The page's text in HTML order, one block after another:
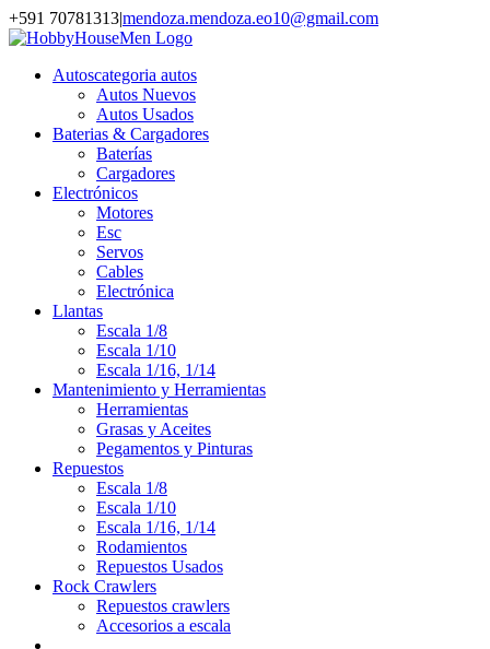
Saltar
al
Facebook
Instagram
YouTube
+591 70781313|mendoza.mendoza.eo10@gmail.com
Autoscategoria autos
Autos Nuevos
Autos Usados
Baterias & Cargadores
Baterías
Cargadores
Electrónicos
Motores
Esc
Servos
Cables
Electrónica
Llantas
Escala 1/8
Escala 1/10
Escala 1/16, 1/14
Mantenimiento y Herramientas
Herramientas
Grasas y Aceites
Pegamentos y Pinturas
Repuestos
Escala 1/8
Escala 1/10
Escala 1/16, 1/14
Rodamientos
Repuestos Usados
Rock Crawlers
Repuestos crawlers
Accesorios a escala